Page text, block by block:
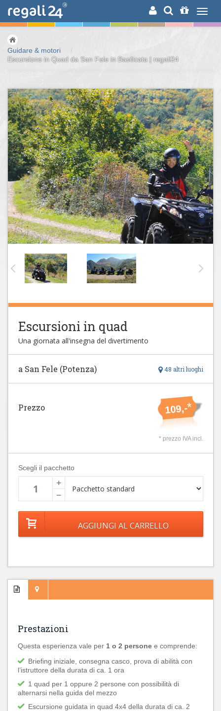
RICERCA
Guidare & motori
/
Escursione in Quad da San Fele in Basilicata | regali24
Escursioni in quad
Una giornata all'insegna del divertimento
48 altri luoghi
a San Fele (Potenza)
109,-*
Prezzo
* prezzo IVA incl.
Scegli il pacchetto
+
−
Prestazioni
Questa esperienza vale per 1 o 2 persone e comprende:
Briefing iniziale, consegna casco, prova di abilità con
l’istruttore della durata di ca. 1 ora
1 quad per 1 oppure 2 persone con possibilità di
alternarsi nella guida del mezzo
Escursione guidata in quad 4x4 della durata di ca. 2